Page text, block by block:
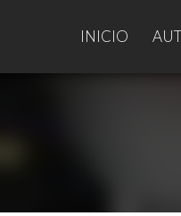
INICIO